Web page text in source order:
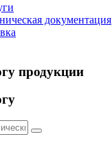
документация
продукции